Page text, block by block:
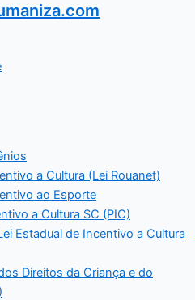
a Cultura (Lei Rouanet)
ao Esporte
a Cultura SC (PIC)
Estadual de Incentivo a Cultura
Direitos da Criança e do